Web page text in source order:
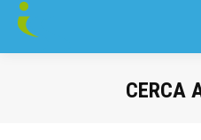
CERCA